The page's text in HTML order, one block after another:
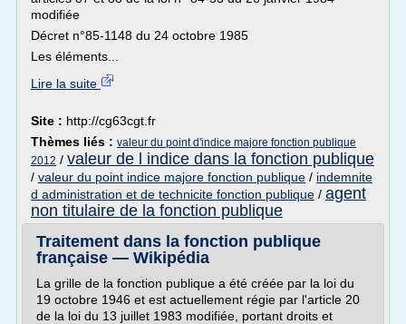
modifiée
Décret n°85-1148 du 24 octobre 1985
Les éléments...
Lire la suite
Site : http://cg63cgt.fr
Thèmes liés : valeur du point d'indice majore fonction publique
2012 / valeur de l indice dans la fonction publique
/ valeur du point indice majore fonction publique / indemnite
d administration et de technicite fonction publique / agent
non titulaire de la fonction publique
Traitement dans la fonction publique
française — Wikipédia
La grille de la fonction publique a été créée par la loi du
19 octobre 1946 et est actuellement régie par l'article 20
de la loi du 13 juillet 1983 modifiée, portant droits et